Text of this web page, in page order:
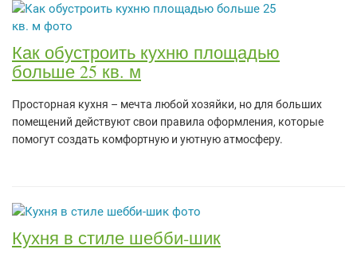
Как обустроить кухню площадью
больше 25 кв. м
Просторная кухня – мечта любой хозяйки, но для больших
помещений действуют свои правила оформления, которые
помогут создать комфортную и уютную атмосферу.
Кухня в стиле шебби-шик